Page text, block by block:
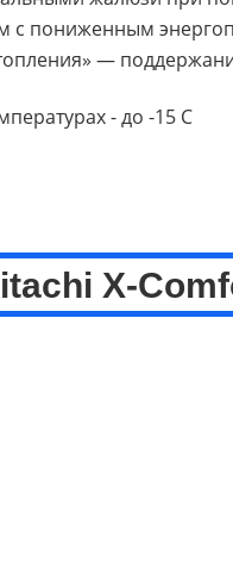
с пониженным
—
- до -15 С
X-